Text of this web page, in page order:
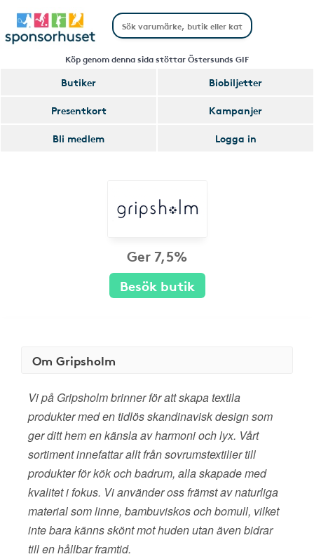
Köp genom denna sida stöttar Östersunds GIF
Butiker
Biobiljetter
Presentkort
Kampanjer
Bli medlem
Logga in
Ger 7,5%
Besök butik
Om Gripsholm
Vi på Gripsholm brinner för att skapa textila
produkter med en tidlös skandinavisk design som
ger ditt hem en känsla av harmoni och lyx. Vårt
sortiment innefattar allt från sovrumstextilier till
produkter för kök och badrum, alla skapade med
kvalitet i fokus. Vi använder oss främst av naturliga
material som linne, bambuviskos och bomull, vilket
inte bara känns skönt mot huden utan även bidrar
till en hållbar framtid.